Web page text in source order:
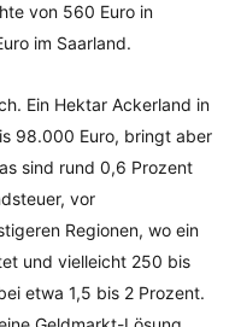
von 560 Euro in
im Saarland.
Ein Hektar Ackerland in
98.000 Euro, bringt aber
sind rund 0,6 Prozent
vor
Regionen, wo ein
und vielleicht 250 bis
etwa 1,5 bis 2 Prozent.